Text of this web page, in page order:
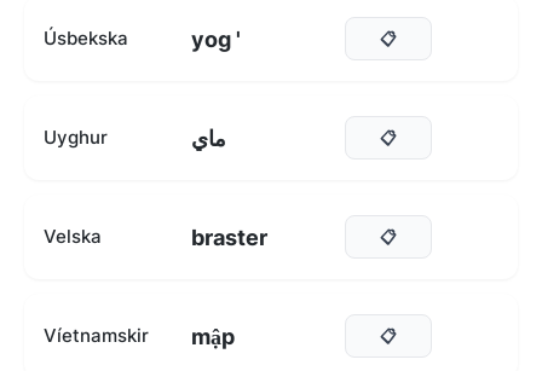
Úsbekska yog ' 📋
Uyghur ماي 📋
Velska braster 📋
Víetnamskir mập 📋